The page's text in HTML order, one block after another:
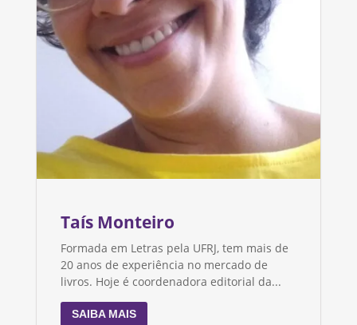
Taís Monteiro
Formada em Letras pela UFRJ, tem mais de
20 anos de experiência no mercado de
livros. Hoje é coordenadora editorial da...
SAIBA MAIS